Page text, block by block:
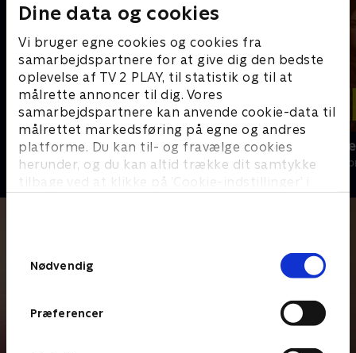
Dine data og cookies
Vi bruger egne cookies og cookies fra
samarbejdspartnere for at give dig den bedste
oplevelse af TV 2 PLAY, til statistik og til at
målrette annoncer til dig. Vores
samarbejdspartnere kan anvende cookie-data til
målrettet markedsføring på egne og andres
platforme. Du kan til- og fravælge cookies
herunder, og du kan altid trække dit samtykke
tilbage ved at klikke på ’Cookie-indstillinger’ i
Nødvendig
Præferencer
Emil skruer ned
Livsstil • 1 sæsoner
Irina i
Livsstil • 1